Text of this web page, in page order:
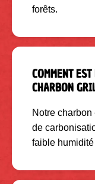
forêts.
COMMENT
CHARBON
Notre
de
faible